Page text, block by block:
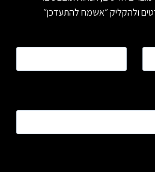
ולהקליק ״אשמח להתעדכן״